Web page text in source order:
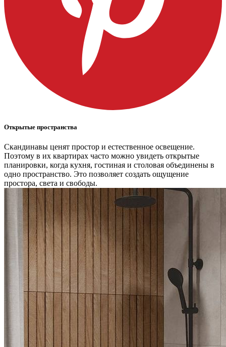
Открытые пространства
Скандинавы ценят простор и естественное освещение.
Поэтому в их квартирах часто можно увидеть открытые
планировки, когда кухня, гостиная и столовая объединены в
одно пространство. Это позволяет создать ощущение
простора, света и свободы.